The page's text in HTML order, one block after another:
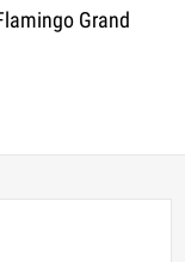
Grand